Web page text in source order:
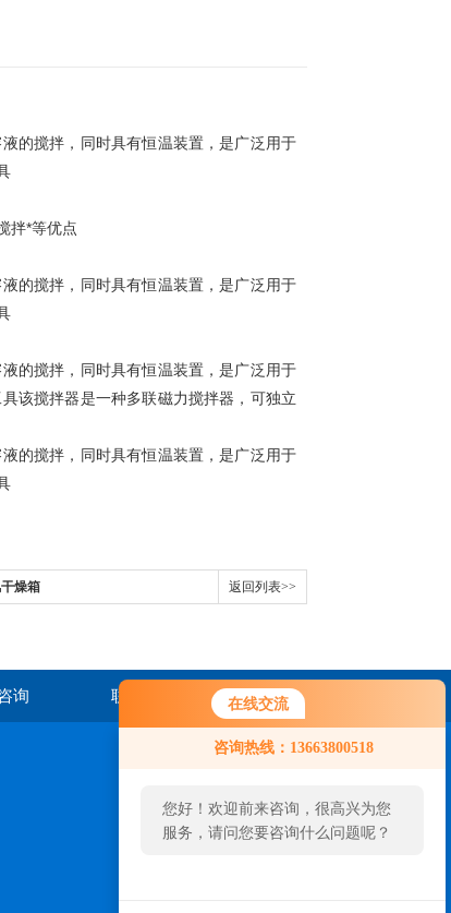
在线交流
咨询热线：13663800518
您好！欢迎前来咨询，很高兴为您
服务，请问您要咨询什么问题呢？
的搅拌，同时具有恒温装置，是广泛用于
拌*等优点
的搅拌，同时具有恒温装置，是广泛用于
的搅拌，同时具有恒温装置，是广泛用于
具该搅拌器是一种多联磁力搅拌器，可独立
的搅拌，同时具有恒温装置，是广泛用于
燥箱 返回列表>>
询 联系我们